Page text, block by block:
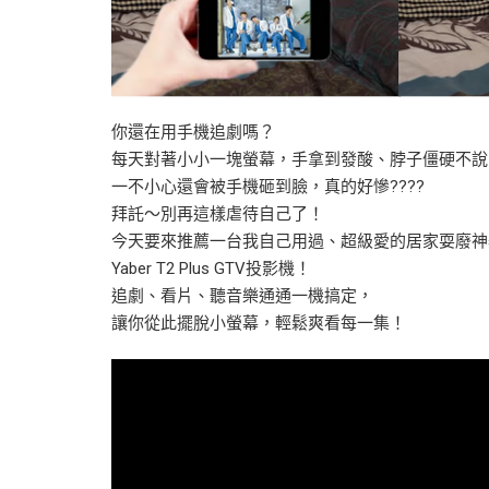
你還在用手機追劇嗎？
每天對著小小一塊螢幕，手拿到發酸、脖子僵硬不
一不小心還會被手機砸到臉，真的好慘????
拜託～別再這樣虐待自己了！
今天要來推薦一台我自己用過、超級愛的居家耍廢
Yaber T2 Plus GTV投影機！
追劇、看片、聽音樂通通一機搞定，
讓你從此擺脫小螢幕，輕鬆爽看每一集！